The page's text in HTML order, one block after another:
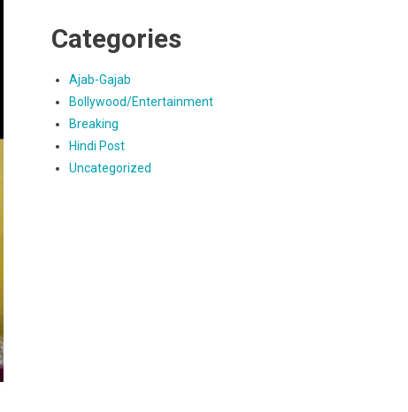
Categories
Ajab-Gajab
Bollywood/Entertainment
Breaking
Hindi Post
Uncategorized